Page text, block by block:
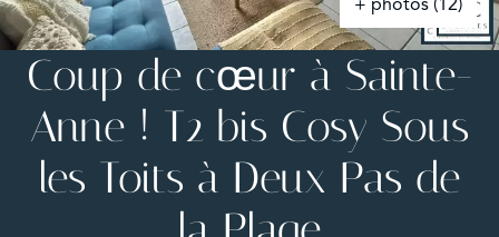
+ photos (12)
Coup de cœur à Sainte-
Anne ! T2 bis Cosy Sous
les Toits à Deux Pas de